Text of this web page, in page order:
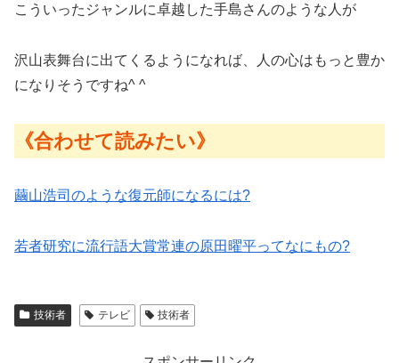
こういったジャンルに卓越した手島さんのような人が
沢山表舞台に出てくるようになれば、人の心はもっと豊か
になりそうですね^ ^
《合わせて読みたい》
繭山浩司のような復元師になるには?
若者研究に流行語大賞常連の原田曜平ってなにもの?
技術者 テレビ 技術者